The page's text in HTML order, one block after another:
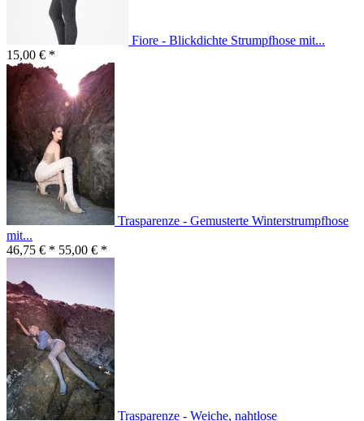
Fiore - Blickdichte Strumpfhose mit...
15,00 € *
Trasparenze - Gemusterte Winterstrumpfhose
mit...
46,75 € * 55,00 € *
Trasparenze - Weiche, nahtlose